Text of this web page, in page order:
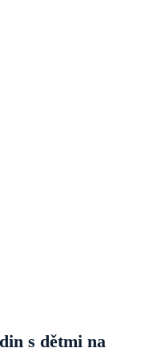
s dětmi na